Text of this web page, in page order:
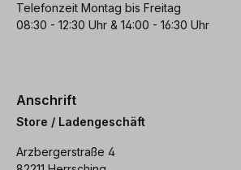
Telefonzeit Montag bis Freitag
08:30 - 12:30 Uhr & 14:00 - 16:30 Uhr
Anschrift
Store / Ladengeschäft
Arzbergerstraße 4